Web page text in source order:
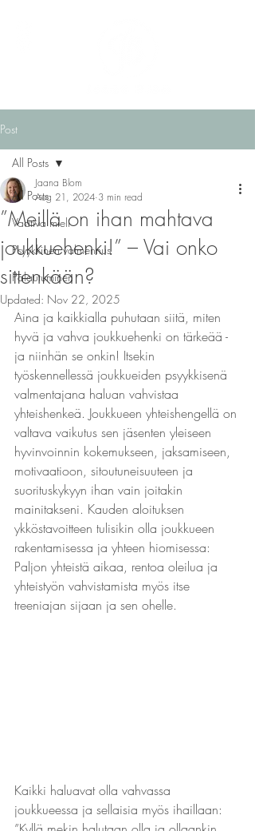
Post
All Posts
Vaativa mieli
Psyykkinen valmennus
Palautuminen
All Posts
”Meillä on ihan mahtava
joukkuehenki!” – Vai onko
sittenkään?
Jaana Blom
Aug 21, 2024 3 min read
Updated: Nov 22, 2025
Aina ja kaikkialla puhutaan siitä, miten
hyvä ja vahva joukkuehenki on tärkeää -
ja niinhän se onkin! Itsekin
työskennellessä joukkueiden psyykkisenä
valmentajana haluan vahvistaa
yhteishenkeä. Joukkueen yhteishengellä on
valtava vaikutus sen jäsenten yleiseen
hyvinvoinnin kokemukseen, jaksamiseen,
motivaatioon, sitoutuneisuuteen ja
suorituskykyyn ihan vain joitakin
mainitakseni. Kauden aloituksen
ykköstavoitteen tulisikin olla joukkueen
rakentamisessa ja yhteen hiomisessa:
Paljon yhteistä aikaa, rentoa oleilua ja
yhteistyön vahvistamista myös itse
treeniajan sijaan ja sen ohelle.
Kaikki haluavat olla vahvassa
joukkueessa ja sellaisia myös ihaillaan: